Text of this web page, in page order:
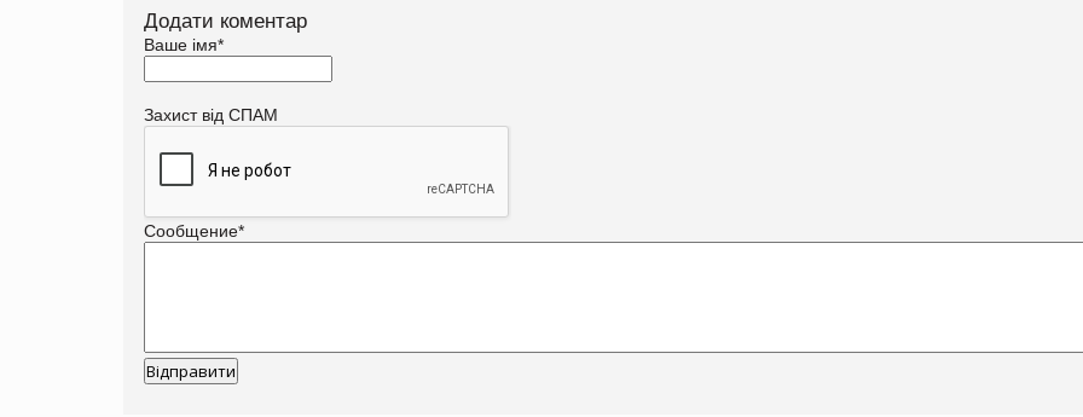
Додати коментар
Ваше імя*
Захист від СПАМ
Сообщение*